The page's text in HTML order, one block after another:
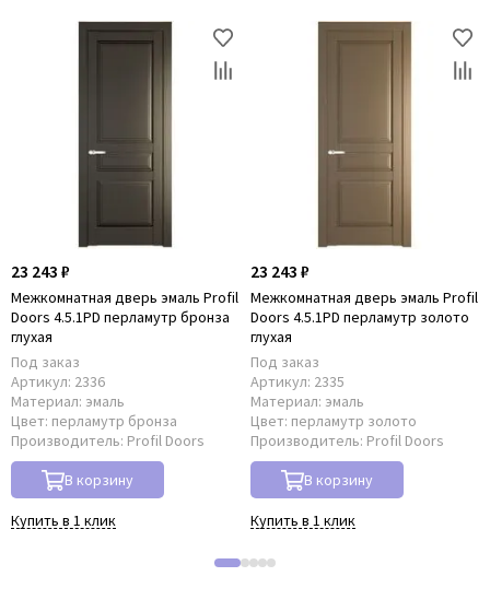
23 243 ₽
Межкомнатная дверь эмаль Profil
Doors 4.5.1PD перламутр бронза
глухая
Под заказ
Артикул: 2336
Материал: эмаль
Цвет: перламутр бронза
Производитель: Profil Doors
В корзину
Купить в 1 клик
23 243 ₽
Межкомнатная дверь эмаль Profil
Doors 4.5.1PD перламутр золото
глухая
Под заказ
Артикул: 2335
Материал: эмаль
Цвет: перламутр золото
Производитель: Profil Doors
В корзину
Купить в 1 клик